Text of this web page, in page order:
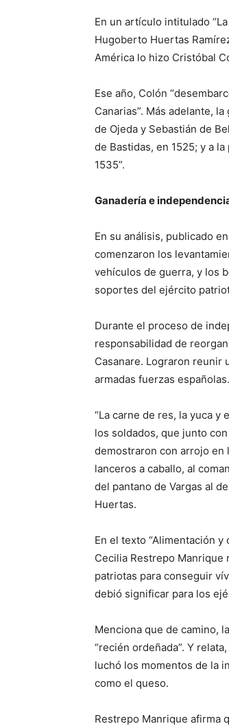
En un artículo intitulado
Hugoberto Huertas
América lo hizo Cristóbal
Ese año, Colón
Canarias”. Más adelante,
de Ojeda y Sebastián de
de Bastidas, en 1525; y a
1535”.
Ganadería e
En su análisis, publicado
comenzaron los
vehículos de guerra, y los
soportes del ejército
Durante el proceso de
responsabilidad de
Casanare. Lograron reunir
armadas fuerzas españolas.
“La carne de res, la yuca
los soldados, que junto
demostraron con arrojo en
lanceros a caballo, al
del pantano de Vargas al
Huertas.
En el texto “Alimentación
Cecilia Restrepo
patriotas para conseguir
debió significar para los
Menciona que de camino,
“recién ordeñada”. Y
luchó los momentos de la
como el queso.
Restrepo Manrique afirma